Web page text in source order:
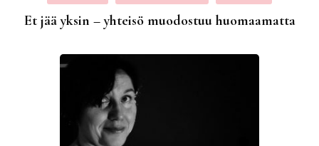
Et jää yksin – yhteisö muodostuu huomaamatta